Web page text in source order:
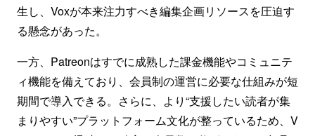
生し、Voxが本来注力すべき編集企画リソースを圧迫す
る懸念があった。
一方、Patreonはすでに成熟した課金機能やコミュニテ
ィ機能を備えており、会員制の運営に必要な仕組みが短
期間で導入できる。さらに、より“支援したい読者が集
まりやすい”プラットフォーム文化が整っているため、V